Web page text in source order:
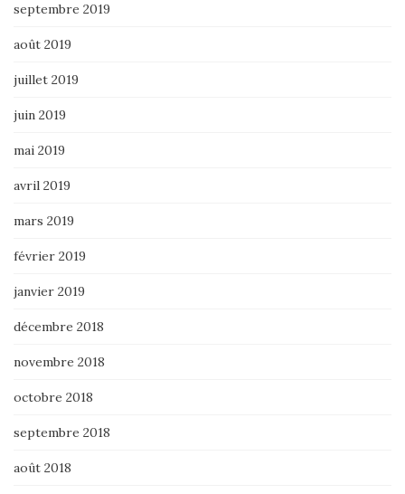
septembre 2019
août 2019
juillet 2019
juin 2019
mai 2019
avril 2019
mars 2019
février 2019
janvier 2019
décembre 2018
novembre 2018
octobre 2018
septembre 2018
août 2018